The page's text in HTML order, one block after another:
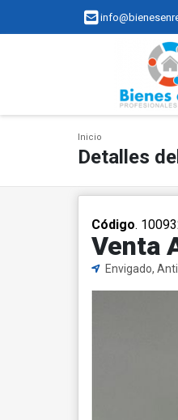
Inicio
Detalles
Código.
Venta
Envigado,